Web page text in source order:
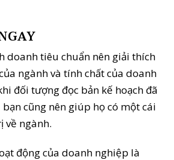
doanh tiêu chuẩn nên giải thích
ngành và tính chất của doanh
đối tượng đọc bản kế hoạch đã
cũng nên giúp họ có một cái
về ngành.
động của doanh nghiệp là